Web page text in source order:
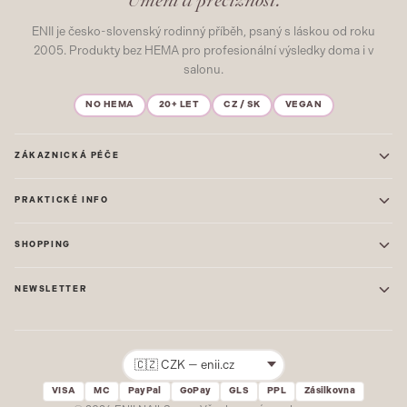
ENII je česko-slovenský rodinný příběh, psaný s láskou od roku
2005. Produkty bez HEMA pro profesionální výsledky doma i v
salonu.
NO HEMA 20+ LET CZ / SK VEGAN
ZÁKAZNICKÁ PÉČE
Časté dotazy
Mapa stránek
PRAKTICKÉ INFO
Prodejna: Uherské Hradiště
Ochrana osobních údajů
SHOPPING
GEL LAKY
NEWSLETTER
Žádný spam. Odhlásit se lze kdykoliv.
VISA MC PayPal GoPay GLS PPL Zásilkovna